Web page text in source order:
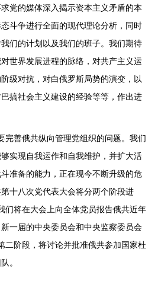
党的媒体深入揭示资本主义矛盾的本
斗争进行全面的现代理论分析，同时
们的计划以及我们的班子。我们期待
世界发展进程的脉络，对共产主义运
级对抗，对白俄罗斯局势的演变，以
搞社会主义建设的经验等等，作出进
完善俄共纵向管理党组织的问题。我们
实现自我运作和自我维护，并扩大活
准备的能力，正在现今不断升级的危
十八次党代表大会将分两个阶段进
们将在大会上向全体党员报告俄共近年
一届的中央委员会和中央监察委员会
二阶段，将讨论并批准俄共参加国家杜
。